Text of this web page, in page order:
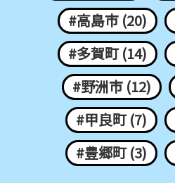
#高島市 (20)
#多賀町 (14)
#野洲市 (12)
#甲良町 (7)
#豊郷町 (3)